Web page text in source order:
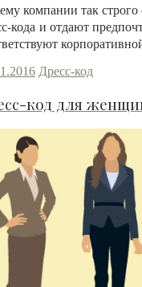
компании так
кода и отдают
Дресс-код
код для